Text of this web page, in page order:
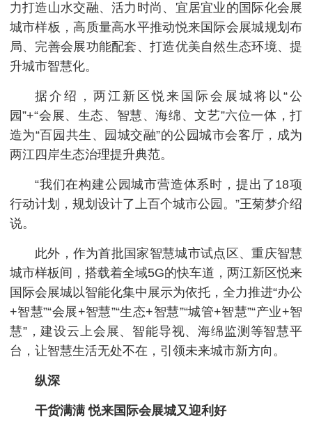
力打造山水交融、活力时尚、宜居宜业的国际化会展
城市样板，高质量高水平推动悦来国际会展城规划布
局、完善会展功能配套、打造优美自然生态环境、提
升城市智慧化。
据介绍，两江新区悦来国际会展城将以“公
园”+“会展、生态、智慧、海绵、文艺”六位一体，打
造为“百园共生、园城交融”的公园城市会客厅，成为
两江四岸生态治理提升典范。
“我们在构建公园城市营造体系时，提出了18项
行动计划，规划设计了上百个城市公园。”王菊梦介绍
说。
此外，作为首批国家智慧城市试点区、重庆智慧
城市样板间，搭载着全域5G的快车道，两江新区悦来
国际会展城以智能化集中展示为依托，全力推进“办公
+智慧”“会展+智慧”“生态+智慧”“城管+智慧”“产业+智
慧”，建设云上会展、智能导视、海绵监测等智慧平
台，让智慧生活无处不在，引领未来城市新方向。
纵深
干货满满 悦来国际会展城又迎利好